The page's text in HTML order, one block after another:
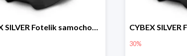
CYBEX SILVER Fotelik samochodowy
30%